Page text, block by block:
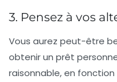
3. Pensez à vos
Vous aurez peut-être
obtenir un prêt
raisonnable, en